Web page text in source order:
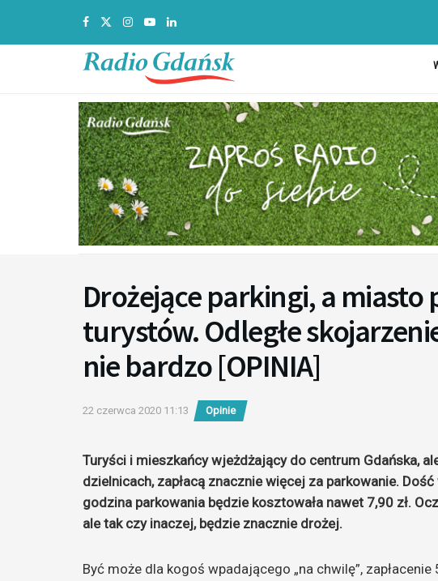
Drożejące parkingi, a miasto
turystów. Odległe
nie bardzo [OPINIA]
22 czerwca 2020 11:13 Opinie
Turyści i mieszkańcy wjeżdżający do centrum Gdańska,
dzielnicach, zapłacą znacznie więcej za parkowanie.
godzina parkowania będzie kosztowała nawet 7,90 zł.
ale tak czy inaczej, będzie znacznie drożej.
Być może dla kogoś wpadającego „na chwilę”,